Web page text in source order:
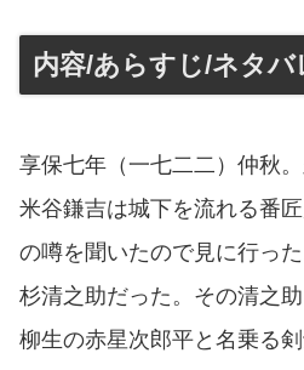
内容/あらすじ/ネタバ
享保七年（一七二二）仲秋
米谷鎌吉は城下を流れる番
の噂を聞いたので見に行っ
杉清之助だった。その清之
柳生の赤星次郎平と名乗る